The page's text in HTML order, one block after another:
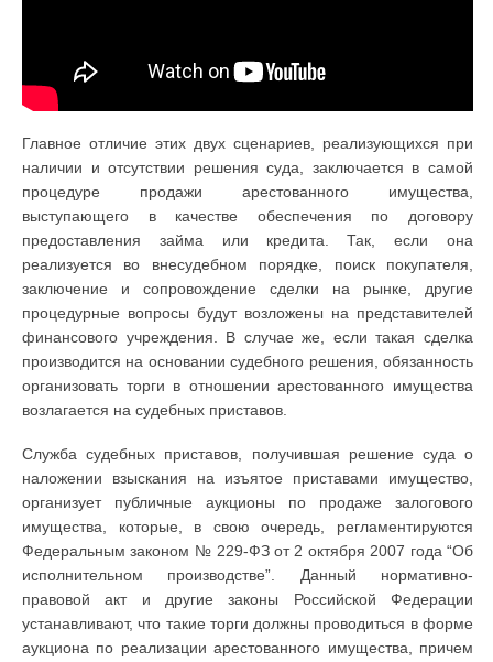
Главное отличие этих двух сценариев, реализующихся при
наличии и отсутствии решения суда, заключается в самой
процедуре продажи арестованного имущества,
выступающего в качестве обеспечения по договору
предоставления займа или кредита. Так, если она
реализуется во внесудебном порядке, поиск покупателя,
заключение и сопровождение сделки на рынке, другие
процедурные вопросы будут возложены на представителей
финансового учреждения. В случае же, если такая сделка
производится на основании судебного решения, обязанность
организовать торги в отношении арестованного имущества
возлагается на судебных приставов.
Служба судебных приставов, получившая решение суда о
наложении взыскания на изъятое приставами имущество,
организует публичные аукционы по продаже залогового
имущества, которые, в свою очередь, регламентируются
Федеральным законом № 229-ФЗ от 2 октября 2007 года “Об
исполнительном производстве”. Данный нормативно-
правовой акт и другие законы Российской Федерации
устанавливают, что такие торги должны проводиться в форме
аукциона по реализации арестованного имущества, причем